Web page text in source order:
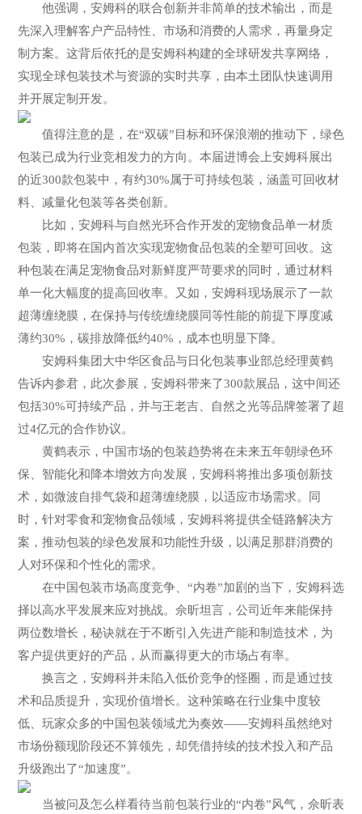
他强调，安姆科的联合创新并非简单的技术输出，而是
先深入理解客户产品特性、市场和消费的人需求，再量身定
制方案。这背后依托的是安姆科构建的全球研发共享网络，
实现全球包装技术与资源的实时共享，由本土团队快速调用
并开展定制开发。
值得注意的是，在“双碳”目标和环保浪潮的推动下，绿色
包装已成为行业竞相发力的方向。本届进博会上安姆科展出
的近300款包装中，有约30%属于可持续包装，涵盖可回收材
料、减量化包装等各类创新。
比如，安姆科与自然光环合作开发的宠物食品单一材质
包装，即将在国内首次实现宠物食品包装的全塑可回收。这
种包装在满足宠物食品对新鲜度严苛要求的同时，通过材料
单一化大幅度的提高回收率。又如，安姆科现场展示了一款
超薄缠绕膜，在保持与传统缠绕膜同等性能的前提下厚度减
薄约30%，碳排放降低约40%，成本也明显下降。
安姆科集团大中华区食品与日化包装事业部总经理黄鹤
告诉内参君，此次参展，安姆科带来了300款展品，这中间还
包括30%可持续产品，并与王老吉、自然之光等品牌签署了超
过4亿元的合作协议。
黄鹤表示，中国市场的包装趋势将在未来五年朝绿色环
保、智能化和降本增效方向发展，安姆科将推出多项创新技
术，如微波自排气袋和超薄缠绕膜，以适应市场需求。同
时，针对零食和宠物食品领域，安姆科将提供全链路解决方
案，推动包装的绿色发展和功能性升级，以满足那群消费的
人对环保和个性化的需求。
在中国包装市场高度竞争、“内卷”加剧的当下，安姆科选
择以高水平发展来应对挑战。佘昕坦言，公司近年来能保持
两位数增长，秘诀就在于不断引入先进产能和制造技术，为
客户提供更好的产品，从而赢得更大的市场占有率。
换言之，安姆科并未陷入低价竞争的怪圈，而是通过技
术和品质提升，实现价值增长。这种策略在行业集中度较
低、玩家众多的中国包装领域尤为奏效——安姆科虽然绝对
市场份额现阶段还不算领先，却凭借持续的技术投入和产品
升级跑出了“加速度”。
当被问及怎么样看待当前包装行业的“内卷”风气，佘昕表